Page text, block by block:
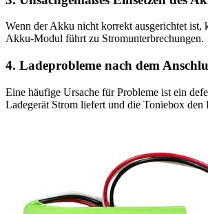
Wenn der Akku nicht korrekt ausgerichtet ist,
Akku-Modul führt zu Stromunterbrechungen.
4. Ladeprobleme nach dem
Eine häufige Ursache für Probleme ist ein
Ladegerät Strom liefert und die Toniebox den